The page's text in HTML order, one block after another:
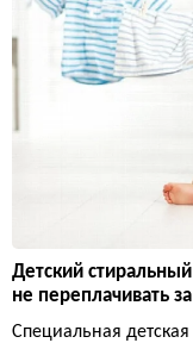
Детский
не переплачивать
Специальная